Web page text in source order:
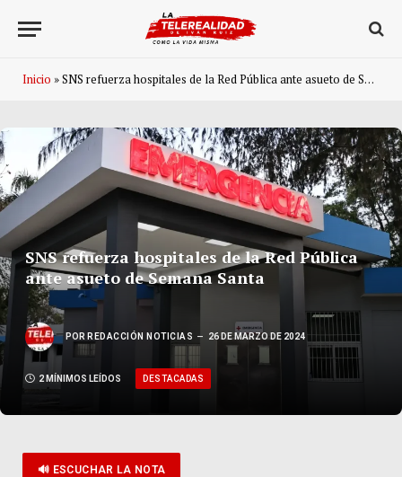
Inicio »SNS refuerza hospitales de la Red Pública ante asueto de Semana Santa
SNS refuerza hospitales de la Red Pública
ante asueto de Semana Santa
POR REDACCIÓN NOTICIAS 26 DE MARZO DE 2024
2 MÍNIMOS LEÍDOS DESTACADAS
🔊 ESCUCHAR LA NOTA